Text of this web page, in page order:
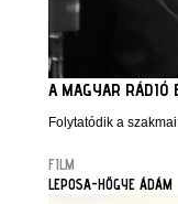
A MAGYAR RÁDIÓ
Folytatódik a
FILM
LEPOSA-HŐGYE ÁDÁM